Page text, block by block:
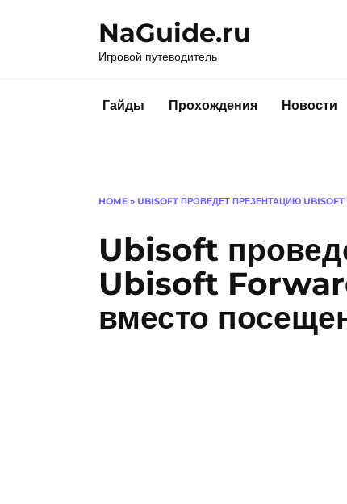
NaGuide.ru
Игровой путеводитель
Гайды Прохождения Новости
HOME » UBISOFT ПРОВЕДЕТ ПРЕЗЕНТАЦИЮ
Ubisoft
Ubisoft
вместо